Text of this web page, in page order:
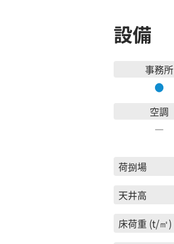
設備
事務所
●
空調
―
荷捌場
天井高
床荷重 (t/㎡)